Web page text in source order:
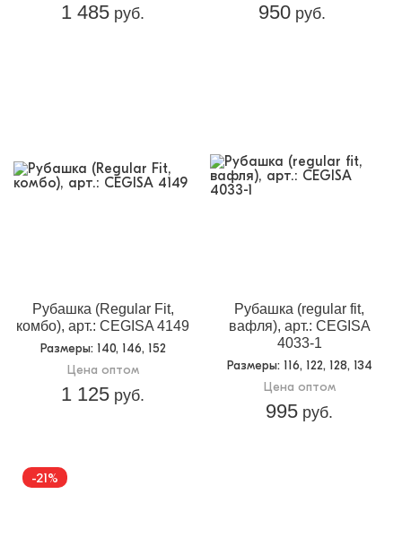
1 485 руб. 950руб.
Рубашка (Regular Fit,
комбо), арт.: CEGISA 4149
Размеры: 140, 146, 152
Цена оптом
1 125 руб.
Рубашка (regular fit,
вафля), арт.: CEGISA
4033-1
Размеры: 116, 122, 128, 134
Цена оптом
995 руб.
-21%